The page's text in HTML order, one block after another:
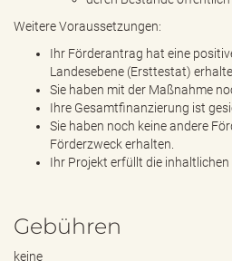
Weitere Voraussetzungen:
Ihr Förderantrag hat eine
Landesebene (Ersttestat)
Sie haben mit der Maßnahme
Ihre Gesamtfinanzierung ist
Sie haben noch keine andere
Förderzweck erhalten.
Ihr Projekt erfüllt die inhaltlichen
Gebühren
keine